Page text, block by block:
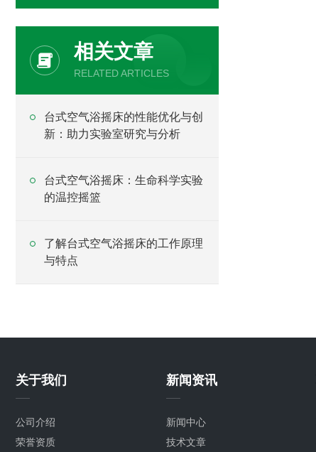
相关文章
RELATED ARTICLES
台式空气浴摇床的性能优化与创
新：助力实验室研究与分析
台式空气浴摇床：生命科学实验
的温控摇篮
了解台式空气浴摇床的工作原理
与特点
关于我们
公司介绍
荣誉资质
新闻资讯
新闻中心
技术文章